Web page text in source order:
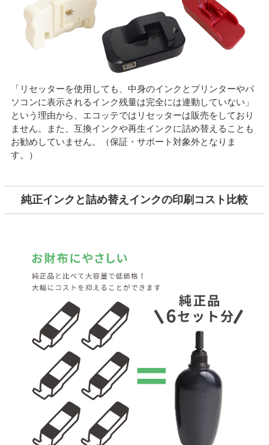
「リセッターを使用しても、中身のインクとプリンターやパ
ソコンに表示されるインク残量は完全には連動していない」
という理由から、エコッテではリセッターは販売をしており
ません。また、互換インクや再生インクに詰め替えることも
お勧めしていません。（保証・サポート対象外となりま
す。）
純正インクと詰め替えインクの印刷コスト比較